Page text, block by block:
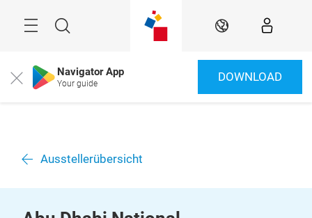
Suche DE
Close Navigator App
Your guide DOWNLOAD
Ausstellerübersicht